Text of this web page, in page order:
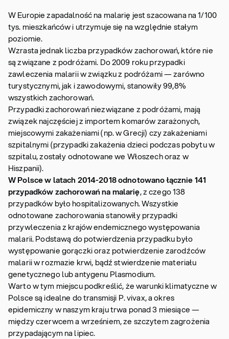
W Europie zapadalność na malarię jest szacowana na 1/100
tys. mieszkańców i utrzymuje się na względnie stałym
poziomie.
Wzrasta jednak liczba przypadków zachorowań, które nie
są związane z podróżami. Do 2009 roku przypadki
zawleczenia malarii w związku z podróżami — zarówno
turystycznymi, jak i zawodowymi, stanowiły 99,8%
wszystkich zachorowań.
Przypadki zachorowań niezwiązane z podróżami, mają
związek najczęściej z importem komarów zarażonych,
miejscowymi zakażeniami (np. w Grecji) czy zakażeniami
szpitalnymi (przypadki zakażenia dzieci podczas pobytu w
szpitalu, zostały odnotowane we Włoszech oraz w
Hiszpanii).
W Polsce w latach 2014-2018 odnotowano łącznie 141
przypadków zachorowań na malarię, z czego 138
przypadków było hospitalizowanych. Wszystkie
odnotowane zachorowania stanowiły przypadki
przywleczenia z krajów endemicznego występowania
malarii. Podstawą do potwierdzenia przypadku było
występowanie gorączki oraz potwierdzenie zarodźców
malarii w rozmazie krwi, bądź stwierdzenie materiału
genetycznego lub antygenu Plasmodium.
Warto w tym miejscu podkreślić, że warunki klimatyczne w
Polsce są idealne do transmisji P. vivax, a okres
epidemiczny w naszym kraju trwa ponad 3 miesiące —
między czerwcem a wrześniem, ze szczytem zagrożenia
przypadającym na lipiec.